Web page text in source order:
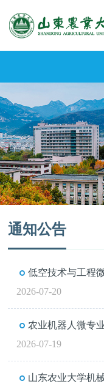
通知公告
低空技术与工程
2026-07-20
农业机器人微专
2026-07-19
山东农业大学机